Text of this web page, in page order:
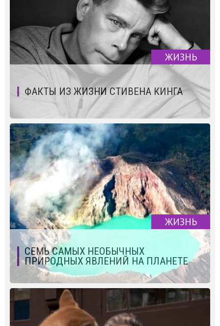
ЖИЗНЬ
ФАКТЫ ИЗ ЖИЗНИ СТИВЕНА КИНГА
ЖИЗНЬ
СЕМЬ САМЫХ НЕОБЫЧНЫХ
ПРИРОДНЫХ ЯВЛЕНИЙ НА ПЛАНЕТЕ